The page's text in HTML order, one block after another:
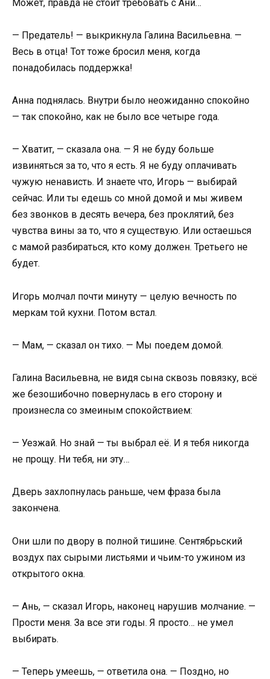
Может, правда не стоит требовать с Ани…
— Предатель! — выкрикнула Галина Васильевна. —
Весь в отца! Тот тоже бросил меня, когда
понадобилась поддержка!
Анна поднялась. Внутри было неожиданно спокойно
— так спокойно, как не было все четыре года.
— Хватит, — сказала она. — Я не буду больше
извиняться за то, что я есть. Я не буду оплачивать
чужую ненависть. И знаете что, Игорь — выбирай
сейчас. Или ты едешь со мной домой и мы живем
без звонков в десять вечера, без проклятий, без
чувства вины за то, что я существую. Или остаешься
с мамой разбираться, кто кому должен. Третьего не
будет.
Игорь молчал почти минуту — целую вечность по
меркам той кухни. Потом встал.
— Мам, — сказал он тихо. — Мы поедем домой.
Галина Васильевна, не видя сына сквозь повязку, всё
же безошибочно повернулась в его сторону и
произнесла со змеиным спокойствием:
— Уезжай. Но знай — ты выбрал её. И я тебя никогда
не прощу. Ни тебя, ни эту…
Дверь захлопнулась раньше, чем фраза была
закончена.
Они шли по двору в полной тишине. Сентябрьский
воздух пах сырыми листьями и чьим-то ужином из
открытого окна.
— Ань, — сказал Игорь, наконец нарушив молчание. —
Прости меня. За все эти годы. Я просто… не умел
выбирать.
— Теперь умеешь, — ответила она. — Поздно, но